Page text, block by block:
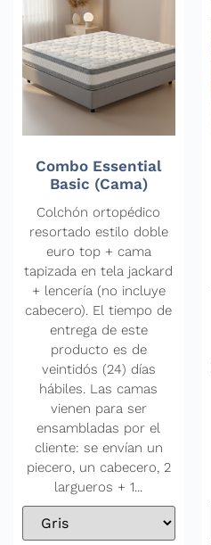
Combo Essential
Basic (Cama)
Colchón ortopédico
resortado estilo doble
euro top + cama
tapizada en tela jackard
+ lencería (no incluye
cabecero). El tiempo de
entrega de este
producto es de
veintidós (24) días
hábiles. Las camas
vienen para ser
ensambladas por el
cliente: se envían un
piecero, un cabecero, 2
largueros + 1...